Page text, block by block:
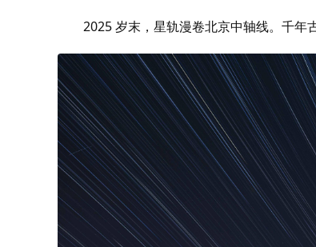
2025 岁末，星轨漫卷北京中轴线。千年